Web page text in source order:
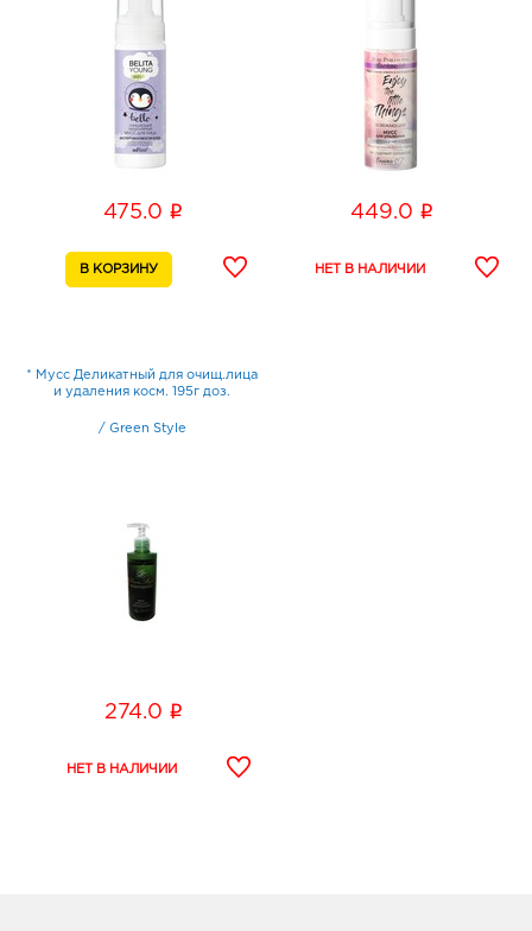
475.0 i 449.0 i
* Мусс Деликатный для очищ.лица
и удаления косм. 195г доз.
/ Green Style
274.0 i